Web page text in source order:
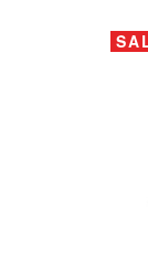
Bildergalerie